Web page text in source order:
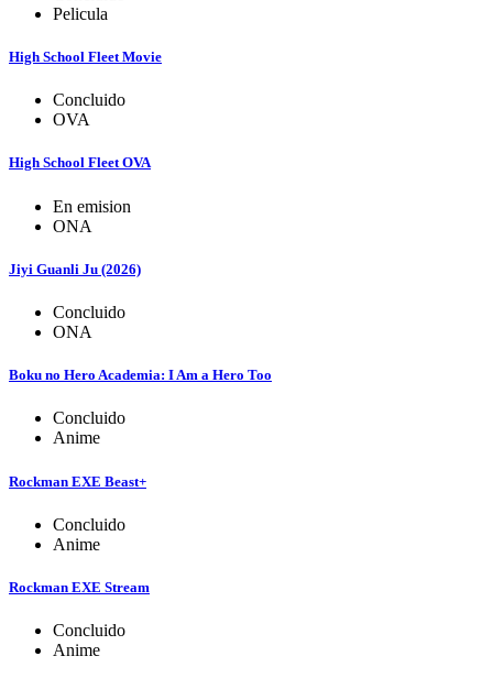
Pelicula
High School Fleet Movie
Concluido
OVA
High School Fleet OVA
En emision
ONA
Jiyi Guanli Ju (2026)
Concluido
ONA
Boku no Hero Academia: I Am a Hero Too
Concluido
Anime
Rockman EXE Beast+
Concluido
Anime
Rockman EXE Stream
Concluido
Anime